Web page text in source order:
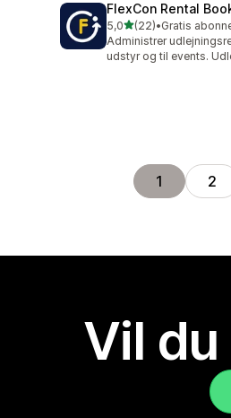
FlexCon Rental
5,0ud af 5 stjerner
(22)
22 anmeldelser i alt
•
Administrer
udstyr og til events.
1 2
Vil